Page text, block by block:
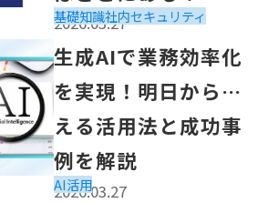
2026.03.27
基礎知識社内セキュリティ
実現！明日から使える活用法と
2026.03.27
生成AIで業務効率化
を実現！明日から使
える活用法と成功事
例を解説
AI活用